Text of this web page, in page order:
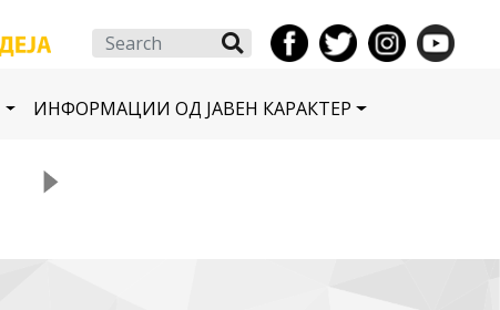
Search
ИНФОРМАЦИИ ОД ЈАВЕН КАРАКТЕР